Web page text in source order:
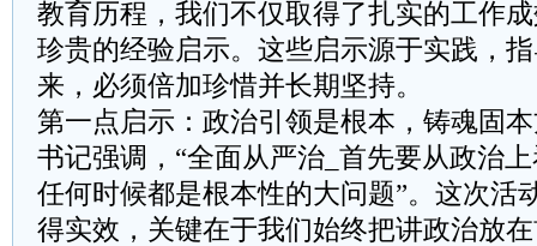
教育历程，我们不仅取得了扎实的工作
珍贵的经验启示。这些启示源于实践，
来，必须倍加珍惜并长期坚持。
第一点启示：政治引领是根本，铸魂固
书记强调，“全面从严治_首先要从政治
任何时候都是根本性的大问题”。这次活
得实效，关键在于我们始终把讲政治放